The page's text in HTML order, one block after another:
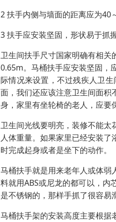
2 扶手内侧与墙面的距离应为40
3 扶手应安装坚固，形状易于抓握
卫生间扶手尺寸国家明确有相
0.65m。马桶扶手应安装坚固，
际情况来设置，不过残疾人卫
面，我们还应该注意卫生间面积
身，家里有坐轮椅的老人，应要
卫生间光线要明亮，装修不能太
人体重量。如果家里已经安装
时完成起身或者是坐下的动作。
马桶扶手就是用来老年人或体弱
料就用ABS或尼龙的都可以，
是不锈钢的，那样手抓了很容易
马桶扶手架的安装高度主要根据